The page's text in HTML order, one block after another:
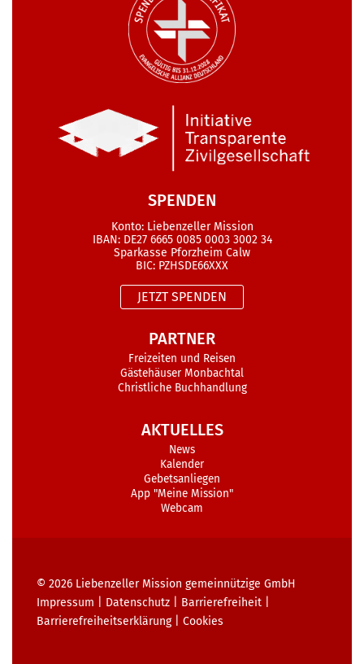
SPENDEN
Konto: Liebenzeller Mission
IBAN: DE27 6665 0085 0003 3002 34
Sparkasse Pforzheim Calw
BIC: PZHSDE66XXX
JETZT SPENDEN
PARTNER
Freizeiten und Reisen
Gästehäuser Monbachtal
Christliche Buchhandlung
AKTUELLES
News
Kalender
Gebetsanliegen
App "Meine Mission"
Webcam
© 2026 Liebenzeller Mission gemeinnützige GmbH
Impressum
Datenschutz Barrierefreiheit
Barrierefreiheits­erklärung| Cookies